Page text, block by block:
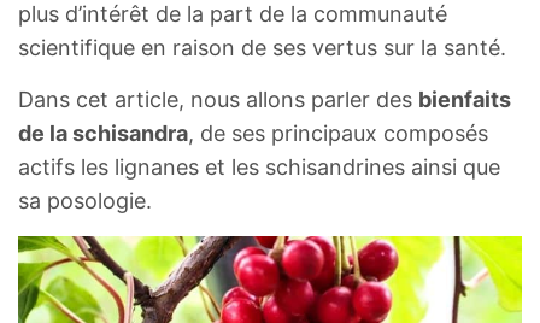
plus d’intérêt de la part de la communauté
scientifique en raison de ses vertus sur la santé.
Dans cet article, nous allons parler des bienfaits
de la schisandra, de ses principaux composés
actifs les lignanes et les schisandrines ainsi que
sa posologie.